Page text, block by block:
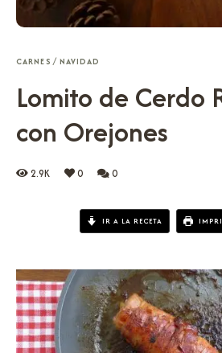
CARNES / NAVIDAD
Lomito de Cerdo
con Orejones
2.9K 0 0
IR A LA RECETA